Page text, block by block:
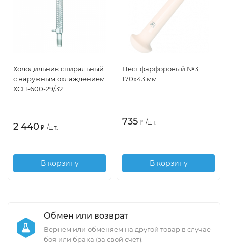
Холодильник спиральный
с наружным охлаждением
ХСН-600-29/32
2 440 ₽ /шт.
В корзину
Пест фарфоровый №3,
170х43 мм
735 ₽ /шт.
В корзину
Обмен или возврат
Вернем или обменяем на другой товар в случае
боя или брака (за свой счет).